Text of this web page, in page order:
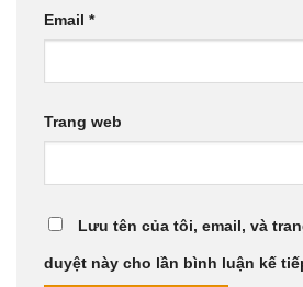
Email *
Trang web
Lưu tên của tôi, email, và
duyệt này cho lần bình luận kế